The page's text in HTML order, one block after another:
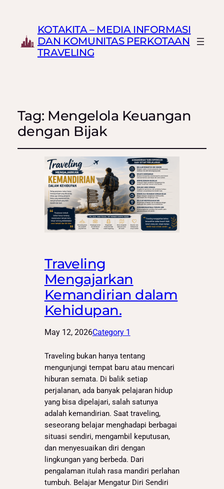
KOTAKITA – MEDIA INFORMASI
DAN KOMUNITAS PERKOTAAN
TRAVELING
Tag: Mengelola Keuangan
dengan Bijak
Traveling
Mengajarkan
Kemandirian dalam
Kehidupan.
May 12, 2026Category 1
Traveling bukan hanya tentang
mengunjungi tempat baru atau mencari
hiburan semata. Di balik setiap
perjalanan, ada banyak pelajaran hidup
yang bisa dipelajari, salah satunya
adalah kemandirian. Saat traveling,
seseorang belajar menghadapi berbagai
situasi sendiri, mengambil keputusan,
dan menyesuaikan diri dengan
lingkungan yang berbeda. Dari
pengalaman itulah rasa mandiri perlahan
tumbuh. Belajar Mengatur Diri Sendiri